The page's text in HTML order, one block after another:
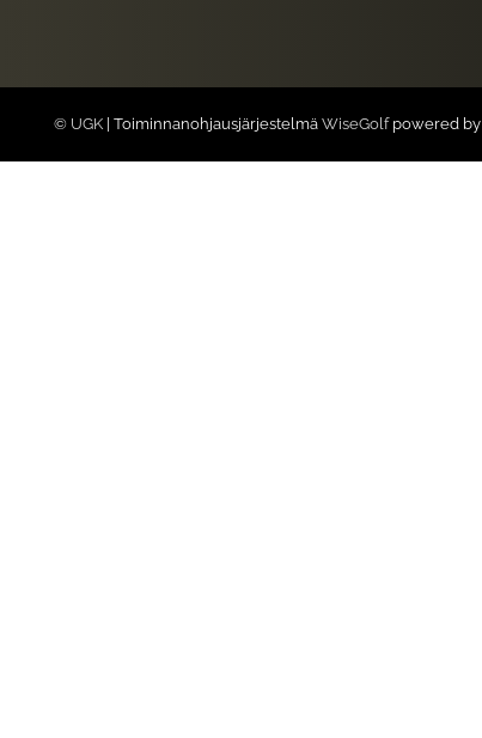
© UGK | Toiminnanohjausjärjestelmä WiseGolfpowered by